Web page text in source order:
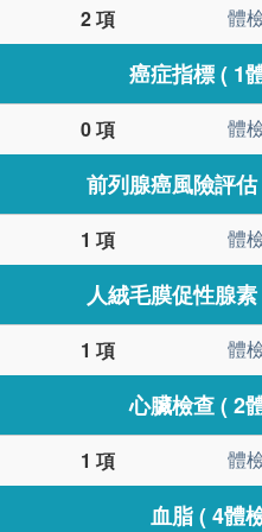
體
癌症指標 ( 1
體
前列腺癌風險評
體
人絨毛膜促性腺
體
心臟檢查 ( 2
體
血脂 ( 4體
2 項
0 項
1 項
1 項
1 項